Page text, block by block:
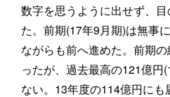
数字を思うように出せず、
た。前期(17年9月期)は無事
ながらも前へ進めた。前期
ったが、過去最高の121億円
ない。13年度の114億円に